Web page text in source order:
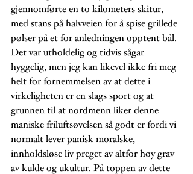
gjennomførte en to kilometers skitur,
med stans på halvveien for å spise grillede
pølser på et for anledningen opptent bål.
Det var utholdelig og tidvis sågar
hyggelig, men jeg kan likevel ikke fri meg
helt for fornemmelsen av at dette i
virkeligheten er en slags sport og at
grunnen til at nordmenn liker denne
maniske friluftsøvelsen så godt er fordi vi
normalt lever panisk moralske,
innholdsløse liv preget av altfor høy grav
av kulde og ukultur. På toppen av dette